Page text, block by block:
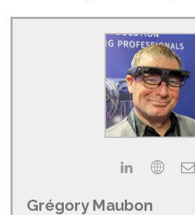
Grégory Maubon